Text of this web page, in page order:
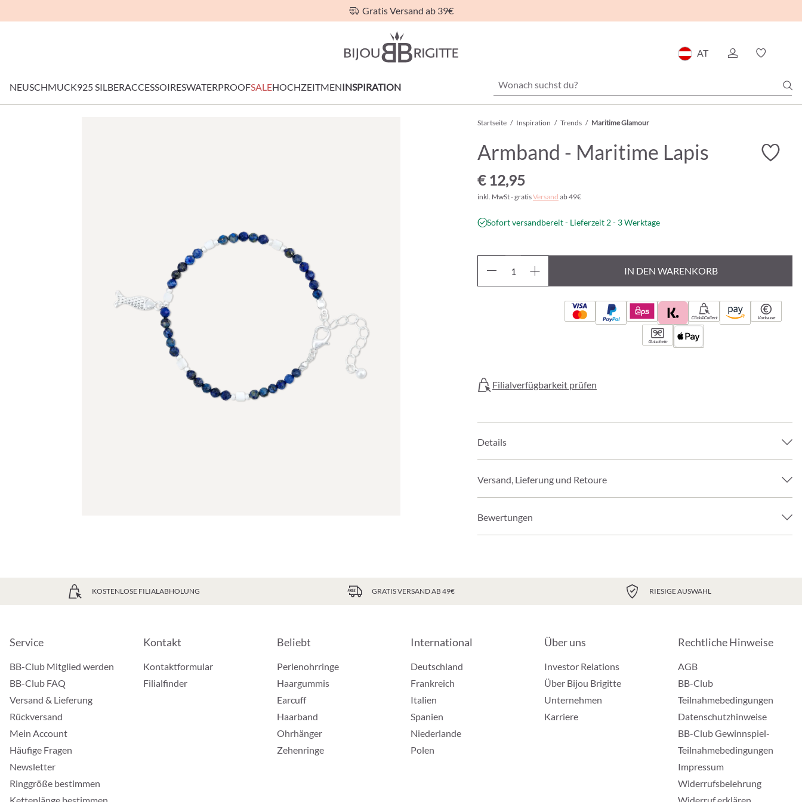
Gratis Versand ab 39€
AT
NEUSCHMUCK925 SILBERACCESSOIRESWATERPROOFSALEHOCHZEITMENINSPIRATION
Startseite / Inspiration / Trends / Maritime Glamour
Armband - Maritime Lapis
€ 12,95
inkl. MwSt - gratisVersand ab 49€
Sofort versandbereit - Lieferzeit 2 - 3 Werktage
IN DEN WARENKORB
Click&Collect Vorkasse
Gutschein
Filialverfügbarkeit prüfen
Details
Versand, Lieferung und Retoure
Bewertungen
KOSTENLOSE FILIALABHOLUNG GRATIS VERSAND AB 49€ RIESIGE AUSWAHL
Service
BB-Club Mitglied werden
BB-Club FAQ
Versand & Lieferung
Rückversand
Mein Account
Häufige Fragen
Newsletter
Ringgröße bestimmen
Kontakt
Kontaktformular
Filialfinder
Beliebt
Perlenohrringe
Haargummis
Earcuff
Haarband
Ohrhänger
Zehenringe
International
Deutschland
Frankreich
Italien
Spanien
Niederlande
Polen
Über uns
Investor Relations
Über Bijou Brigitte
Unternehmen
Karriere
Rechtliche Hinweise
AGB
BB-Club
Teilnahmebedingungen
Datenschutzhinweise
BB-Club Gewinnspiel-
Teilnahmebedingungen
Impressum
Widerrufsbelehrung